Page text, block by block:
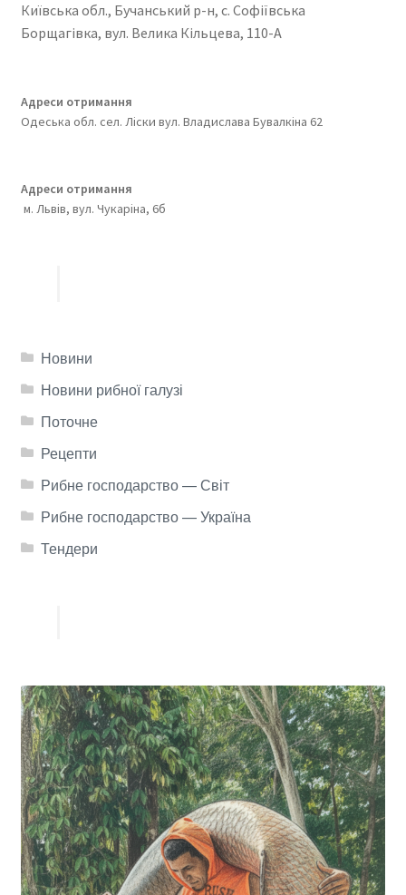
Київська обл., Бучанський р-н, с. Софіївська
Борщагівка, вул. Велика Кільцева, 110-А
Адреси отримання
Одеська обл. сел. Ліски вул. Владислава Бувалкіна 62
Адреси отримання
м. Львів, вул. Чукаріна, 6б
Новини
Новини рибної галузі
Поточне
Рецепти
Рибне господарство — Світ
Рибне господарство — Україна
Тендери